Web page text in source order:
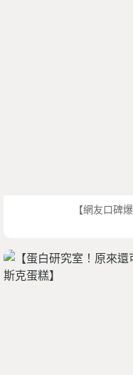
【網友口碑